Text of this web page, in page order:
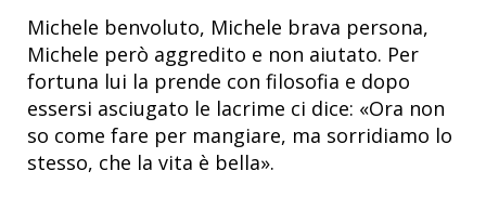
Michele benvoluto, Michele brava persona,
Michele però aggredito e non aiutato. Per
fortuna lui la prende con filosofia e dopo
essersi asciugato le lacrime ci dice: «Ora non
so come fare per mangiare, ma sorridiamo lo
stesso, che la vita è bella».